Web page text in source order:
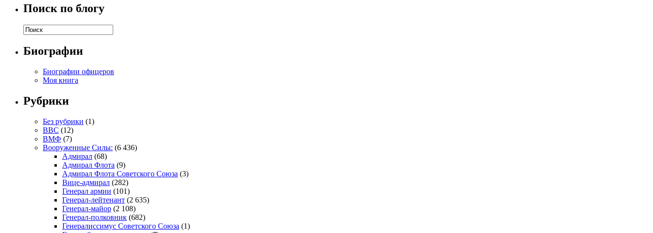
Поиск по блогу
Биографии
Биографии офицеров
Моя книга
Рубрики
Без рубрики (1)
ВВС (12)
ВМФ (7)
Вооруженные Силы: (6 436)
Адмирал (68)
Адмирал Флота (9)
Адмирал Флота Советского Союза (3)
Вице-адмирал (282)
Генерал армии (101)
Генерал-лейтенант (2 635)
Генерал-майор (2 108)
Генерал-полковник (682)
Генералиссимус Советского Союза (1)